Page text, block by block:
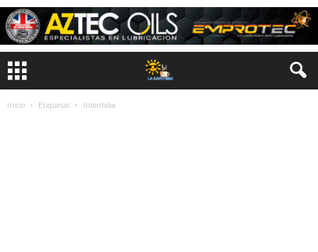
Inicio Etiquetas Intentaba